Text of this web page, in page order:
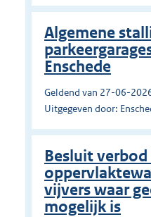
Algemene
Enschede
Geldend van 27-06-
Uitgegeven door:
Besluit
vijvers waar
mogelijk is